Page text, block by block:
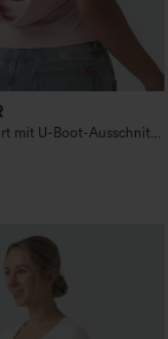
mit U-Boot-Ausschnitt,
und drapiertem